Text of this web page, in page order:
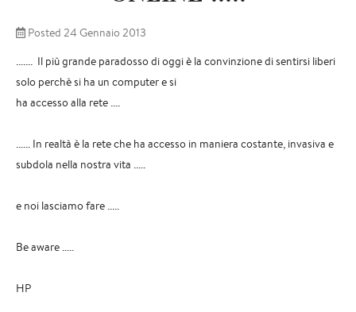
Posted 24 Gennaio 2013
....... Il più grande paradosso di oggi è la convinzione di sentirsi liberi
solo perchè si ha un computer e si
ha accesso alla rete ....
...... In realtà è la rete che ha accesso in maniera costante, invasiva e
subdola nella nostra vita .....
e noi lasciamo fare .....
Be aware .....
HP